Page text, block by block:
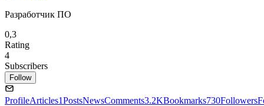
Разработчик ПО
0,3
Rating
4
Subscribers
Follow
ProfileArticles1PostsNewsComments3.2KBookmarks730Followers